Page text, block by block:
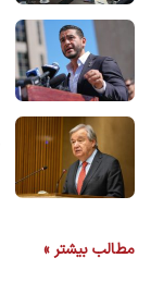
مطالب بیشتر »